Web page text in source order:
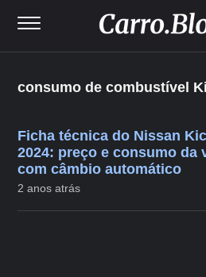
consumo de combustível
Ficha técnica do Nissan
2024: preço e consumo da
com câmbio automático
2 anos atrás